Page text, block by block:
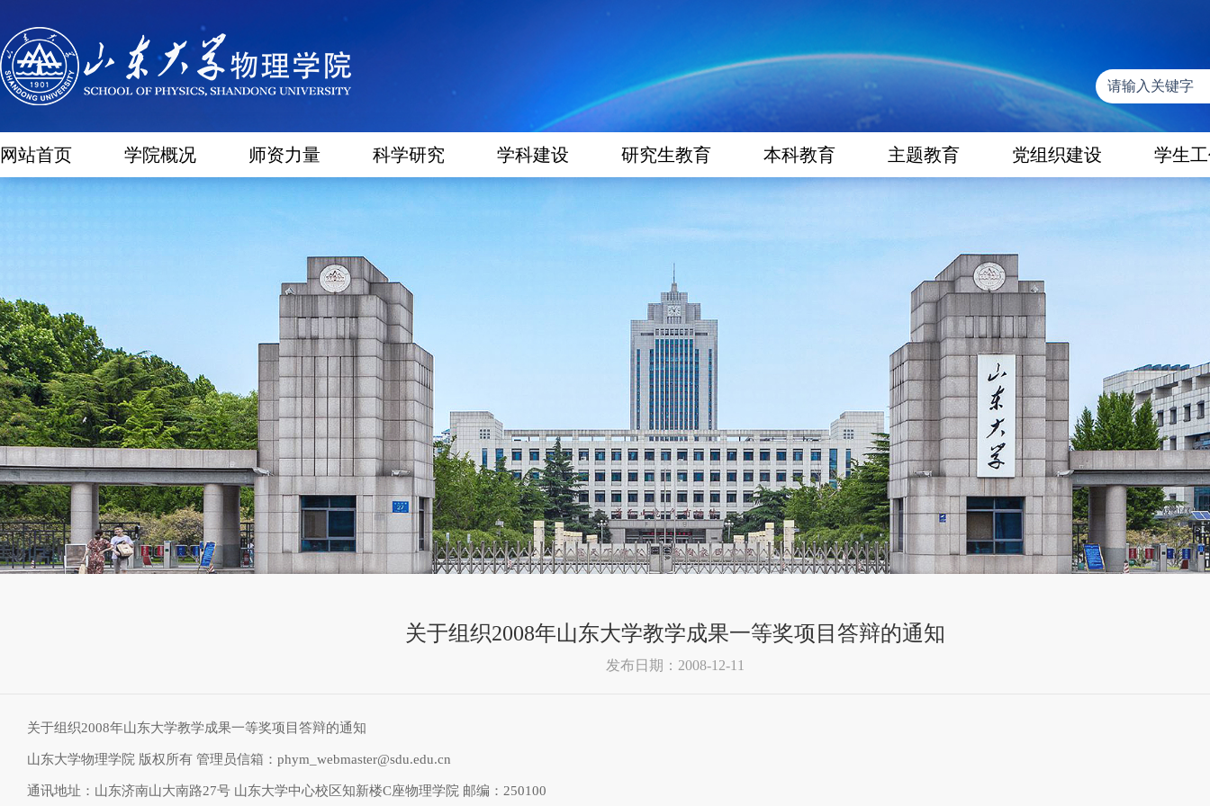
网站首页 学院概况 师资力量 科学研究 学科建设 研究生教育 本科教育 主题教育 党组织建设 学生
关于组织2008年山东大学教学成果一等奖项目答辩的通知
发布日期：2008-12-11
关于组织2008年山东大学教学成果一等奖项目答辩的通知
山东大学物理学院 版权所有 管理员信箱：phym_webmaster@sdu.edu.cn
通讯地址：山东济南山大南路27号 山东大学中心校区知新楼C座物理学院 邮编：250100